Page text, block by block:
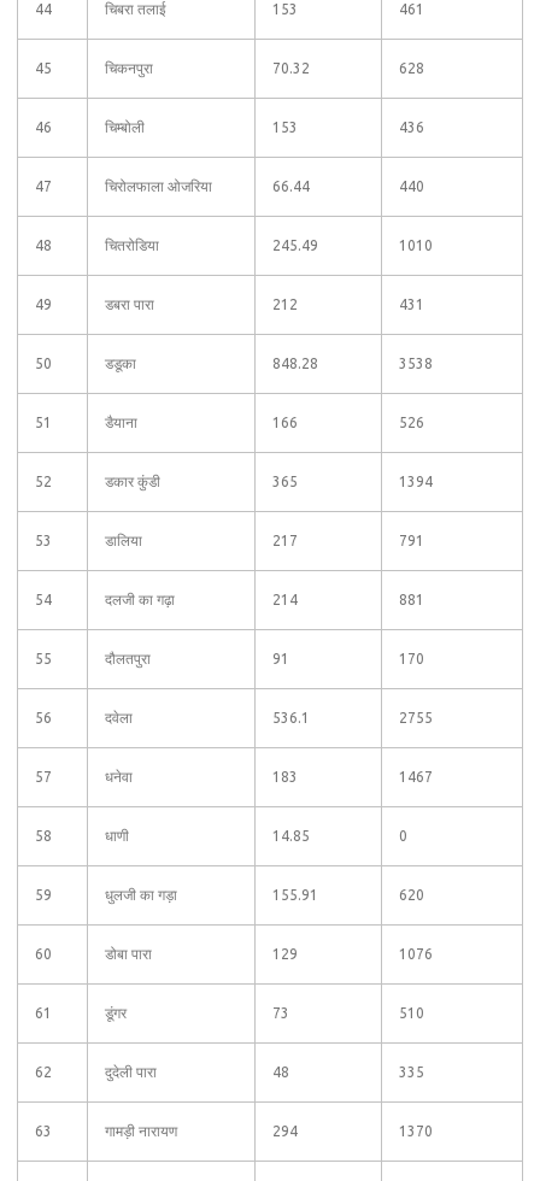
44 चिबरा तलाई 153 461
45 चिकनपुरा 70.32 628
46 चिम्बोली 153 436
47 चिरोलफाला ओजरिया 66.44 440
48 चितरोडिया 245.49 1010
49 डबरा पारा 212 431
50 डडूका 848.28 3538
51 डैयाना 166 526
52 डकार कुंडी 365 1394
53 डालिया 217 791
54 दलजी का गढ़ा 214 881
55 दौलतपुरा 91 170
56 दवेला 536.1 2755
57 धनेवा 183 1467
58 धाणी 14.85 0
59 धुलजी का गड़ा 155.91 620
60 डोबा पारा 129 1076
61 डूंगर 73 510
62 दुदेली पारा 48 335
63 गामड़ी नारायण 294 1370